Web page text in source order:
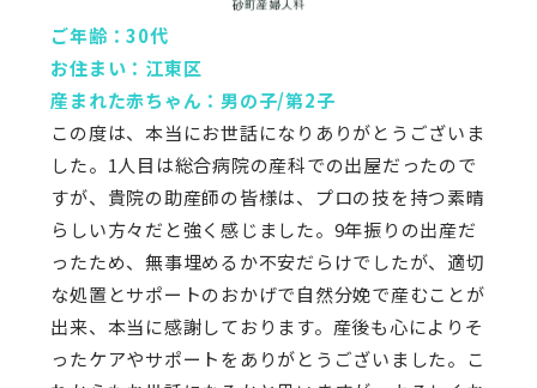
ご年齢：30代
お住まい：江東区
産まれた赤ちゃん：男の子/第2子
この度は、本当にお世話になりありがとうございま
した。1人目は総合病院の産科での出屋だったので
すが、貴院の助産師の皆様は、プロの技を持つ素晴
らしい方々だと強く感じました。9年振りの出産だ
ったため、無事埋めるか不安だらけでしたが、適切
な処置とサポートのおかげで自然分娩で産むことが
出来、本当に感謝しております。産後も心によりそ
ったケアやサポートをありがとうございました。こ